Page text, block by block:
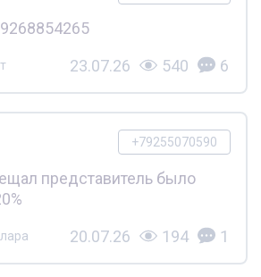
23.07.26 540 6
+79255070590
представитель было
20.07.26 194 1